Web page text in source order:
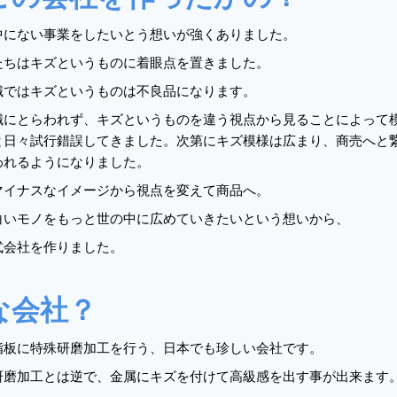
ない事業をしたいとう想いが強くありました。
はキズというものに着眼点を置きました。
はキズというものは不良品になります。
とらわれず、キズというものを違う視点から見ることによって
々試行錯誤してきました。次第にキズ模様は広まり、商売へと
るようになりました。
ナスなイメージから視点を変えて商品へ。
モノをもっと世の中に広めていきたいという想いから、
社を作りました。
社？
に特殊研磨加工を行う、日本でも珍しい会社です。
加工とは逆で、金属にキズを付けて高級感を出す事が出来ます